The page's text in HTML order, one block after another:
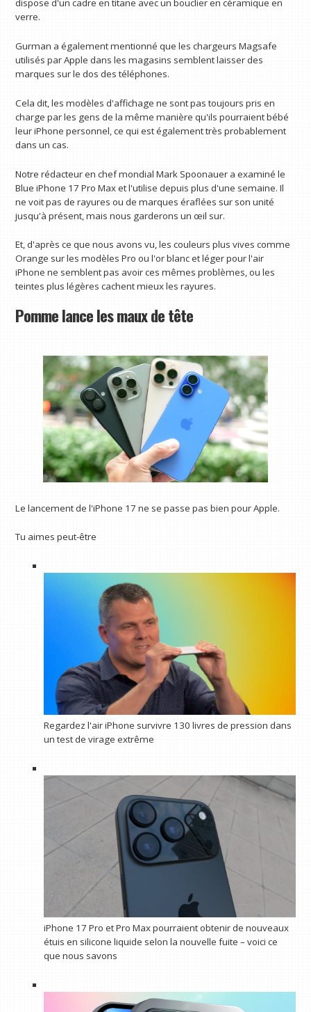
dispose d'un cadre en titane avec un bouclier en céramique en
verre.
Gurman a également mentionné que les chargeurs Magsafe
utilisés par Apple dans les magasins semblent laisser des
marques sur le dos des téléphones.
Cela dit, les modèles d'affichage ne sont pas toujours pris en
charge par les gens de la même manière qu'ils pourraient bébé
leur iPhone personnel, ce qui est également très probablement
dans un cas.
Notre rédacteur en chef mondial Mark Spoonauer a examiné le
Blue iPhone 17 Pro Max et l'utilise depuis plus d'une semaine. Il
ne voit pas de rayures ou de marques éraflées sur son unité
jusqu'à présent, mais nous garderons un œil sur.
Et, d'après ce que nous avons vu, les couleurs plus vives comme
Orange sur les modèles Pro ou l'or blanc et léger pour l'air
iPhone ne semblent pas avoir ces mêmes problèmes, ou les
teintes plus légères cachent mieux les rayures.
Pomme lance les maux de tête
Le lancement de l'iPhone 17 ne se passe pas bien pour Apple.
Tu aimes peut-être
Regardez l'air iPhone survivre 130 livres de pression dans
un test de virage extrême
iPhone 17 Pro et Pro Max pourraient obtenir de nouveaux
étuis en silicone liquide selon la nouvelle fuite – voici ce
que nous savons